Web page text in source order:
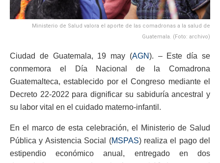
Ministerio de Salud valora el aporte de las comadronas a la salud de
Guatemala. (Foto: archivo)
Ciudad de Guatemala, 19 may (AGN). – Este día se
conmemora el Día Nacional de la Comadrona
Guatemalteca, establecido por el Congreso mediante el
Decreto 22-2022 para dignificar su sabiduría ancestral y
su labor vital en el cuidado materno-infantil.
En el marco de esta celebración, el Ministerio de Salud
Pública y Asistencia Social (MSPAS) realiza el pago del
estipendio económico anual, entregado en dos